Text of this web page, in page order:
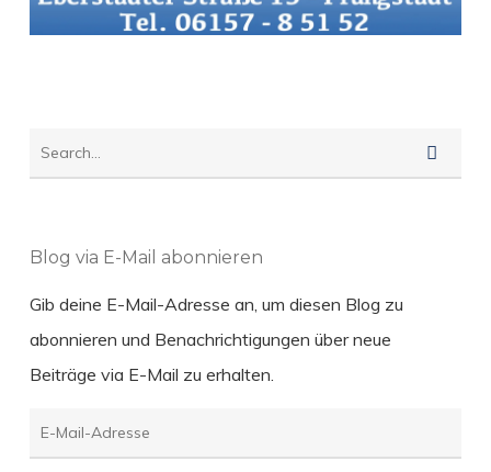
Blog via E-Mail abonnieren
Gib deine E-Mail-Adresse an, um diesen Blog zu
abonnieren und Benachrichtigungen über neue
Beiträge via E-Mail zu erhalten.
E-
Mail-